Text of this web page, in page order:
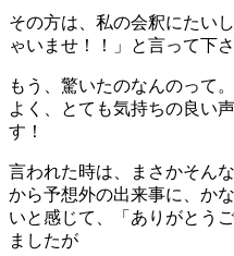
その方は、私の会釈にたい
ゃいませ！！」と言って下
もう、驚いたのなんのって
よく、とても気持ちの良い
す！
言われた時は、まさかそん
から予想外の出来事に、か
いと感じて、「ありがとう
ましたが